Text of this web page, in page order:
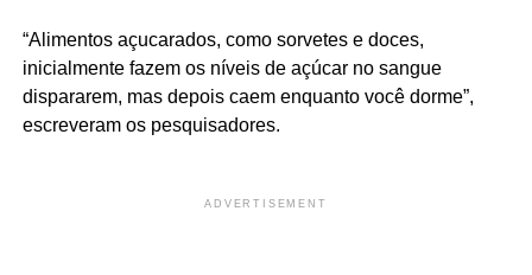
“Alimentos açucarados, como sorvetes e doces,
inicialmente fazem os níveis de açúcar no sangue
dispararem, mas depois caem enquanto você dorme”,
escreveram os pesquisadores.
ADVERTISEMENT